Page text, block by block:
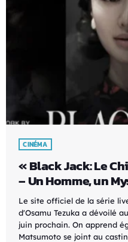
CINÉMA
« Black Jack: Le
– Un Homme, un
Le site officiel de la série
d'Osamu Tezuka a dévoilé
juin prochain. On apprend
Matsumoto se joint au